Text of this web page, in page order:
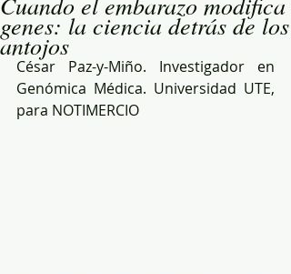
genes: la ciencia detrás de los
antojos
César Paz-y-Miño. Investigador en
Genómica Médica. Universidad UTE,
para NOTIMERCIO